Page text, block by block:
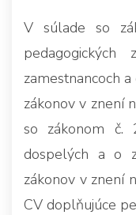
V súlade so
pedagogických
zamestnancoch
zákonov v znení
so zákonom č.
dospelých a o
zákonov v znení
CV doplňujúce